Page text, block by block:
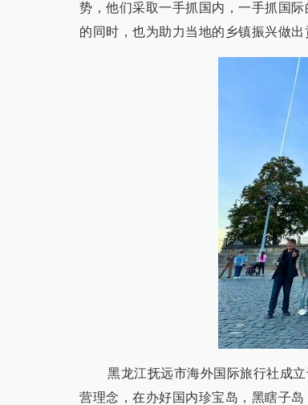
势，他们采取一手抓国内，一手抓国
的同时，也为助力当地的乡镇振兴做出
黑龙江抚远市海外国际旅行社成
营理念，在办好国内珍宝岛，黑瞎子